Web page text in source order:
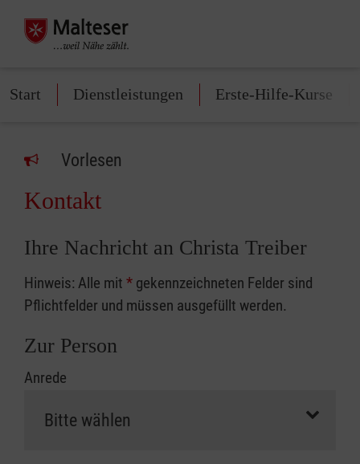
Start Dienstleistungen Erste-Hilfe-Kurse
Vorlesen
Kontakt
Ihre Nachricht an Christa Treiber
Hinweis: Alle mit * gekennzeichneten Felder sind
Pflichtfelder und müssen ausgefüllt werden.
Zur Person
Anrede